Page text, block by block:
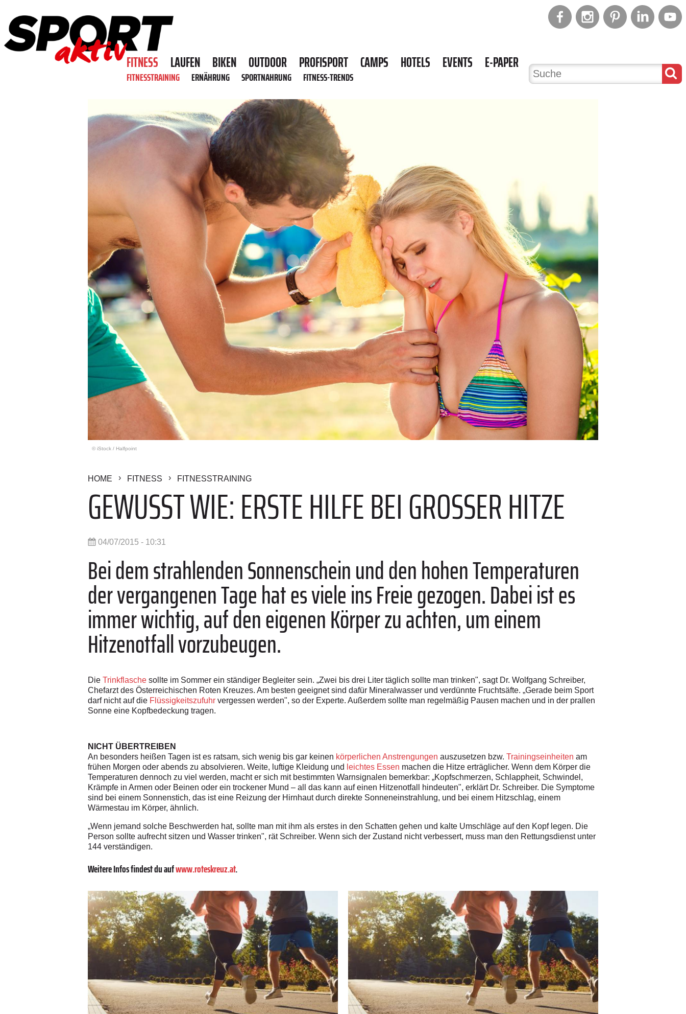
FITNESS LAUFEN BIKEN OUTDOOR PROFISPORT CAMPS HOTELS EVENTS E-PAPER
FITNESSTRAINING ERNÄHRUNG SPORTNAHRUNG FITNESS-TRENDS
© iStock / Halfpoint
HOME FITNESS FITNESSTRAINING
GEWUSST WIE: ERSTE HILFE BEI GROSSER HITZE
04/07/2015 - 10:31
Bei dem strahlenden Sonnenschein und den hohen Temperaturen
der vergangenen Tage hat es viele ins Freie gezogen. Dabei ist es
immer wichtig, auf den eigenen Körper zu achten, um einem
Hitzenotfall vorzubeugen.
Die Trinkflasche sollte im Sommer ein ständiger Begleiter sein. „Zwei bis drei Liter täglich sollte man trinken", sagt Dr. Wolfgang Schreiber,
Chefarzt des Österreichischen Roten Kreuzes. Am besten geeignet sind dafür Mineralwasser und verdünnte Fruchtsäfte. „Gerade beim Sport
darf nicht auf die Flüssigkeitszufuhr vergessen werden", so der Experte. Außerdem sollte man regelmäßig Pausen machen und in der prallen
Sonne eine Kopfbedeckung tragen.
NICHT ÜBERTREIBEN
An besonders heißen Tagen ist es ratsam, sich wenig bis gar keinen körperlichen Anstrengungen auszusetzen bzw. Trainingseinheiten am
frühen Morgen oder abends zu absolvieren. Weite, luftige Kleidung und leichtes Essen machen die Hitze erträglicher. Wenn dem Körper die
Temperaturen dennoch zu viel werden, macht er sich mit bestimmten Warnsignalen bemerkbar: „Kopfschmerzen, Schlappheit, Schwindel,
Krämpfe in Armen oder Beinen oder ein trockener Mund – all das kann auf einen Hitzenotfall hindeuten", erklärt Dr. Schreiber. Die Symptome
sind bei einem Sonnenstich, das ist eine Reizung der Hirnhaut durch direkte Sonneneinstrahlung, und bei einem Hitzschlag, einem
Wärmestau im Körper, ähnlich.
„Wenn jemand solche Beschwerden hat, sollte man mit ihm als erstes in den Schatten gehen und kalte Umschläge auf den Kopf legen. Die
Person sollte aufrecht sitzen und Wasser trinken", rät Schreiber. Wenn sich der Zustand nicht verbessert, muss man den Rettungsdienst unter
144 verständigen.
Weitere Infos findest du aufwww.roteskreuz.at.